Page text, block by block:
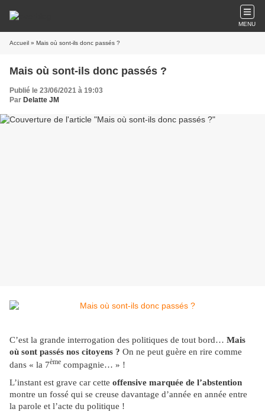
MENU
Accueil » Mais où sont-ils donc passés ?
Mais où sont-ils donc passés ?
Publié le 23/06/2021 à 19:03
Par Delatte JM
C’est la grande interrogation des politiques de tout bord… Mais
où sont passés nos citoyens ? On ne peut guère en rire comme
dans « la 7ème compagnie… » !
L’instant est grave car cette offensive marquée de l’abstention
montre un fossé qui se creuse davantage d’année en année entre
la parole et l’acte du politique !